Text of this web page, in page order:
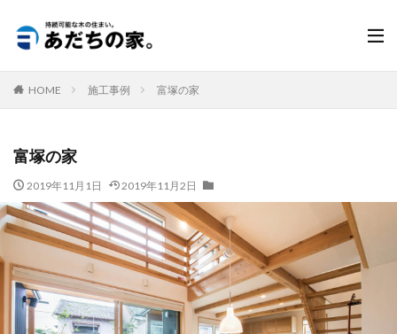
HOME 施工事例 富塚の家
富塚の家
2019年11月1日 2019年11月2日